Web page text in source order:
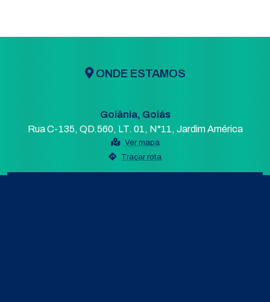
ONDE ESTAMOS
Goiânia, Goiás
Rua C-135, QD.560, LT. 01, N°11, Jardim América
Ver mapa
Traçar rota